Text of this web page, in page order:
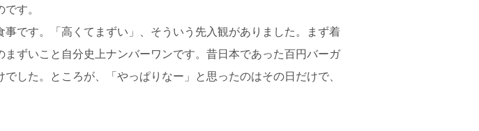
す。
です。「高くてまずい」、そういう先入観がありました。まず着
ずいこと自分史上ナンバーワンです。昔日本であった百円バーガ
した。ところが、「やっぱりなー」と思ったのはその日だけで、